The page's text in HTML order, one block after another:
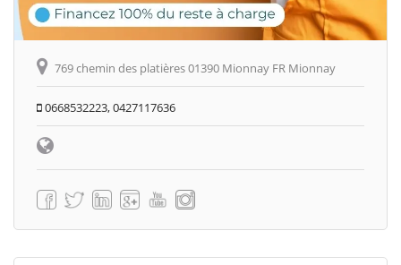
769 chemin des platières 01390 Mionnay FR Mionnay
0668532223, 0427117636